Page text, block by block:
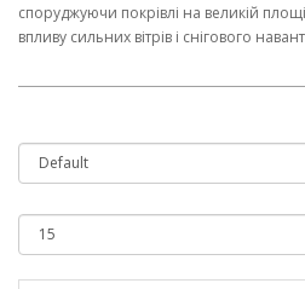
споруджуючи покрівлі на великій
впливу сильних вітрів і снігового